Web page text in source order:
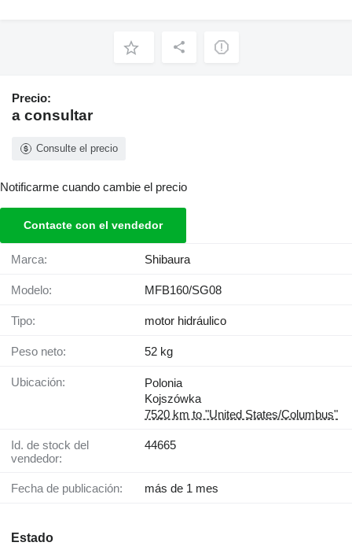
Precio:
a consultar
Consulte el precio
Notificarme cuando cambie el precio
Contacte con el vendedor
Marca: Shibaura
Modelo: MFB160/SG08
Tipo: motor hidráulico
Peso neto: 52 kg
Ubicación:
Polonia
Kojszówka
7520 km to "United States/Columbus"
Id. de stock del
vendedor:
44665
Fecha de publicación: más de 1 mes
Estado